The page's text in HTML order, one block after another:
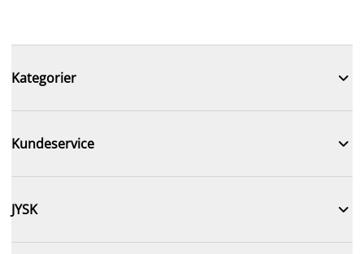
Kategorier 
Kundeservice 
JYSK 